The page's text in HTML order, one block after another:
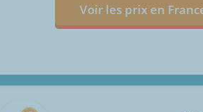
Voir les prix en